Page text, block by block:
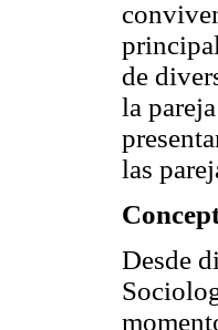
de
la
las
Desde